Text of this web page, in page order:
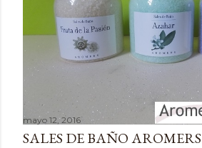
o
mayo 12, 2016
SALES DE BAÑO AROMERS